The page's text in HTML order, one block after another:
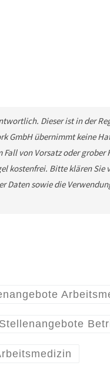
Dieser ist in der
GmbH übernimmt keine
von Vorsatz oder grober
kostenfrei. Bitte klären Sie
Daten sowie die
Stellenangebote